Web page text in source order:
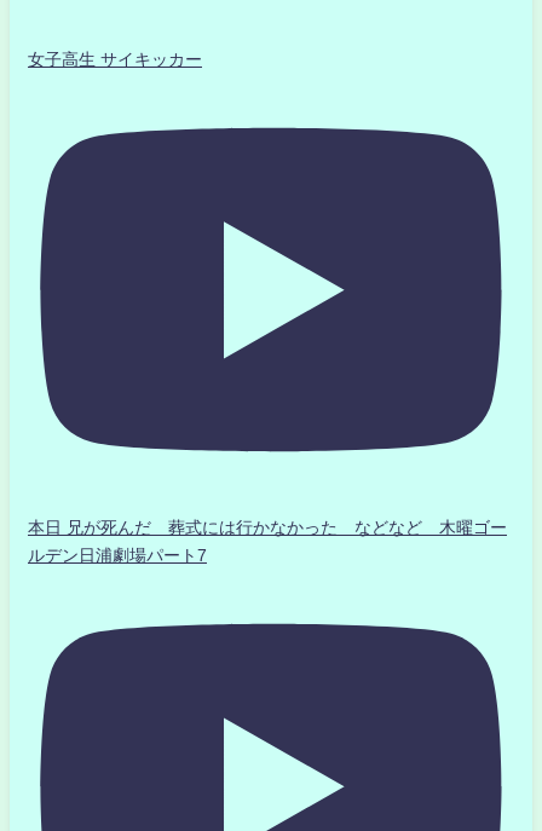
女子高生 サイキッカー
本日 兄が死んだ 葬式には行かなかった などなど 木曜ゴー
ルデン日浦劇場パート7